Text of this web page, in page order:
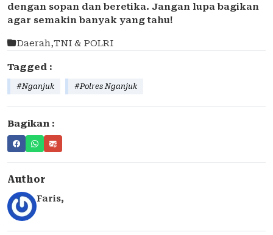
dengan sopan dan beretika. Jangan lupa bagikan
agar semakin banyak yang tahu!
Daerah,TNI & POLRI
Tagged :
#Nganjuk #Polres Nganjuk
Bagikan :
Author
Faris,